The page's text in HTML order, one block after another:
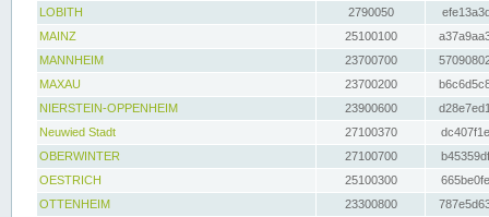
LOBITH
2790050
MAINZ
25100100
MANNHEIM
23700700
MAXAU
23700200
NIERSTEIN-OPPENHEIM
23900600
Neuwied Stadt
27100370
OBERWINTER
27100700
OESTRICH
25100300
OTTENHEIM
23300800